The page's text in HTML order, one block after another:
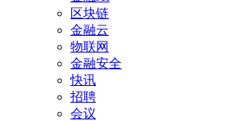
区块链
金融云
物联网
金融安全
快讯
招聘
会议